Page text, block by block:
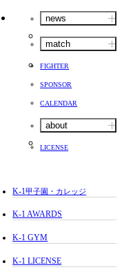
news
match
FIGHTER
SPONSOR
CALENDAR
about
LICENSE
K-1甲子園・カレッジ
K-1 AWARDS
K-1 GYM
K-1 LICENSE